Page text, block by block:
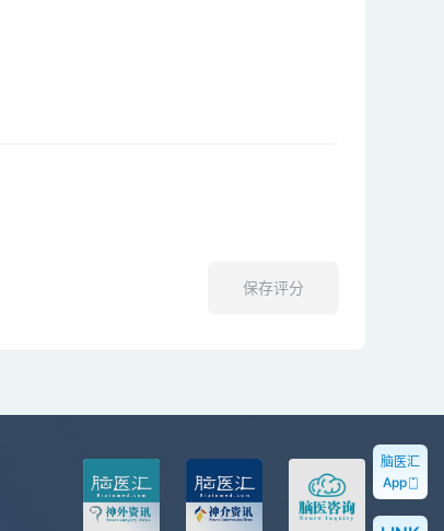
保存评分
脑医汇
App